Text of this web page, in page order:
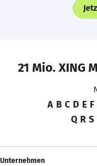
21 Mio. XING
A B C D E F
Q R S
Unternehmen